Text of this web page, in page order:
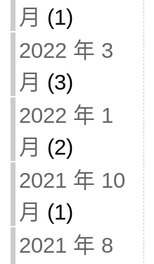
月 (1)
2022 年 3
月 (3)
2022 年 1
月 (2)
2021 年 10
月 (1)
2021 年 8